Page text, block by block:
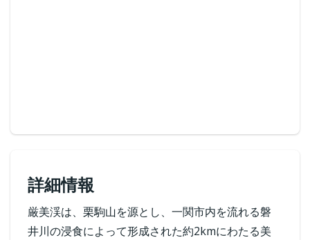
詳細情報
厳美渓は、栗駒山を源とし、一関市内を流れる磐
井川の浸食によって形成された約2kmにわたる美